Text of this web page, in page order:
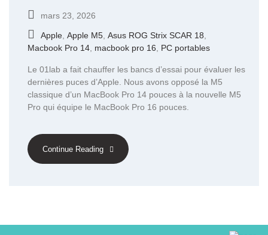
mars 23, 2026
Apple Apple M5 Asus ROG Strix SCAR 18
Macbook Pro 14 macbook pro 16 PC portables
Le 01lab a fait chauffer les bancs d’essai pour évaluer les
dernières puces d’Apple. Nous avons opposé la M5
classique d’un MacBook Pro 14 pouces à la nouvelle M5
Pro qui équipe le MacBook Pro 16 pouces.
Continue Reading